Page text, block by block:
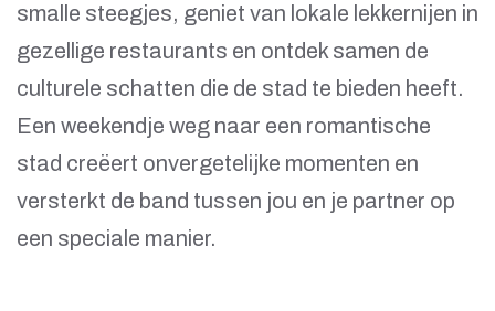
smalle steegjes, geniet van lokale lekkernijen in
gezellige restaurants en ontdek samen de
culturele schatten die de stad te bieden heeft.
Een weekendje weg naar een romantische
stad creëert onvergetelijke momenten en
versterkt de band tussen jou en je partner op
een speciale manier.